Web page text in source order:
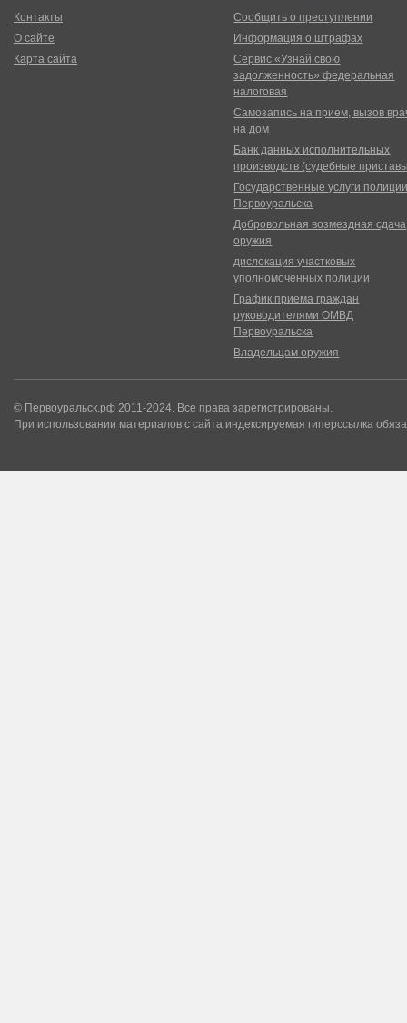
Контакты
О сайте
Карта сайта
Сообщить о преступлении
Информация о штрафах
Сервис «Узнай свою
задолженность» федеральная
налоговая
Самозапись на прием, вызов
на дом
Банк данных исполнительных
производств (судебные
Государственные услуги
Первоуральска
Добровольная возмездная сдача
оружия
дислокация участковых
уполномоченных полиции
График приема граждан
руководителями ОМВД
Первоуральска
Владельцам оружия
© Первоуральск.рф 2011-2024. Все права зарегистрированы.
При использовании материалов с сайта индексируемая гиперссылка